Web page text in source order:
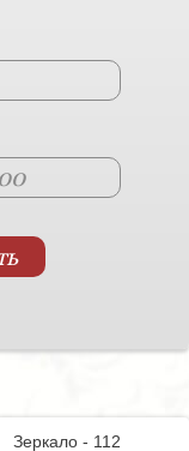
Зеркало - 112